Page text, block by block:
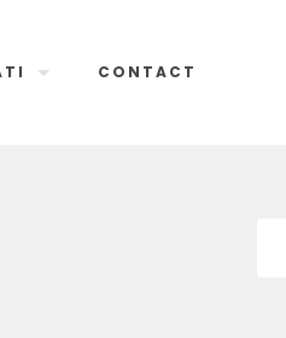
CONTACT